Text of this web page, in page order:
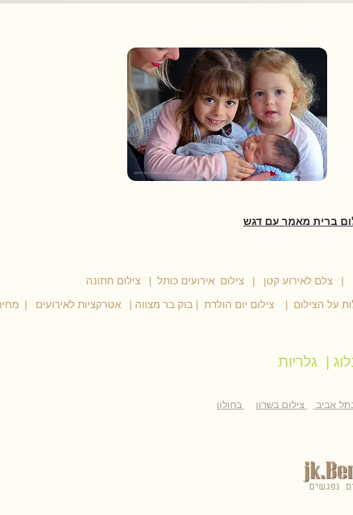
ברית מאמר עם דגש
| צלם לאירוע קטן |צילום אירועים כותל |
על הצילום | צילום יום הולדת | בוק בר מצווה |אטרקציות לאירועים |
| גלריות
אביב צילום בשרון בחולון